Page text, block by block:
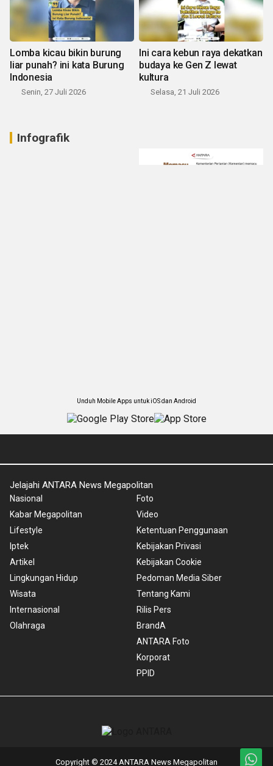
Lomba kicau bikin burung
liar punah? ini kata Burung
Indonesia
Senin, 27 Juli 2026
Ini cara kebun raya dekatkan
budaya ke Gen Z lewat
kultura
Selasa, 21 Juli 2026
Infografik
Unduh Mobile Apps untuk iOS dan Android
Jelajahi ANTARA News Megapolitan
Nasional
Kabar Megapolitan
Lifestyle
Iptek
Artikel
Lingkungan Hidup
Wisata
Internasional
Olahraga
Foto
Video
Ketentuan Penggunaan
Kebijakan Privasi
Kebijakan Cookie
Pedoman Media Siber
Tentang Kami
Rilis Pers
BrandA
ANTARA Foto
Korporat
PPID
Copyright © 2024 ANTARA News Megapolitan